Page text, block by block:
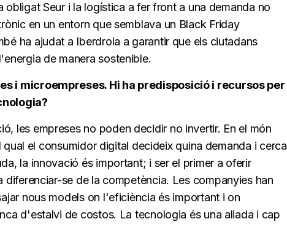
Seur i la logística a fer front a una demanda no
en un entorn que semblava un Black Friday
ha ajudat a Iberdrola a garantir que els ciutadans
de manera sostenible.
i microempreses. Hi ha predisposició i recursos per
les empreses no poden decidir no invertir. En el món
el consumidor digital decideix quina demanda i cerca
la innovació és important; i ser el primer a oferir
diferenciar-se de la competència. Les companyies han
nous models on l'eficiència és important i on
d'estalvi de costos. La tecnologia és una aliada i cap